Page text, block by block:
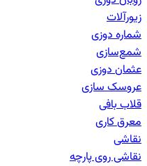
زیورآلات
شماره دوزی
شمع‌سازی
عثمان دوزی
عروسک سازی
قلاب بافی
معرق کاری
نقاشی
نقاشی روی پارچه